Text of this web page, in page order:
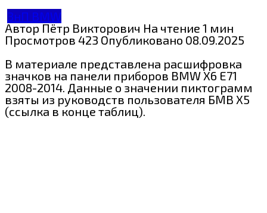
ЗнП BMW
АвторПётр Викторович На чтение 1 мин
Просмотров 423 Опубликовано 08.09.2025
В материале представлена расшифровка
значков на панели приборов BMW X6 E71
2008-2014. Данные о значении пиктограмм
взяты из руководств пользователя БМВ X5
(ссылка в конце таблиц).